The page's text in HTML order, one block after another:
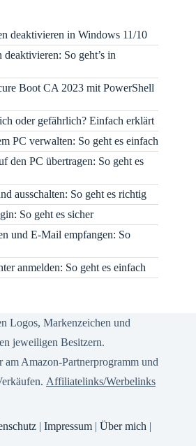
deaktivieren in Windows 11/10
So geht’s in
Boot CA 2023 mit PowerShell
oder gefährlich? Einfach erklärt
PC verwalten: So geht es einfach
den PC übertragen: So geht es
ausschalten: So geht es richtig
So geht es sicher
und E-Mail empfangen: So
anmelden: So geht es einfach
Logos, Markenzeichen und
jeweiligen Besitzern.
am Amazon-Partnerprogramm und
Affiliatelinks/Werbelinks
| Impressum | Über mich |